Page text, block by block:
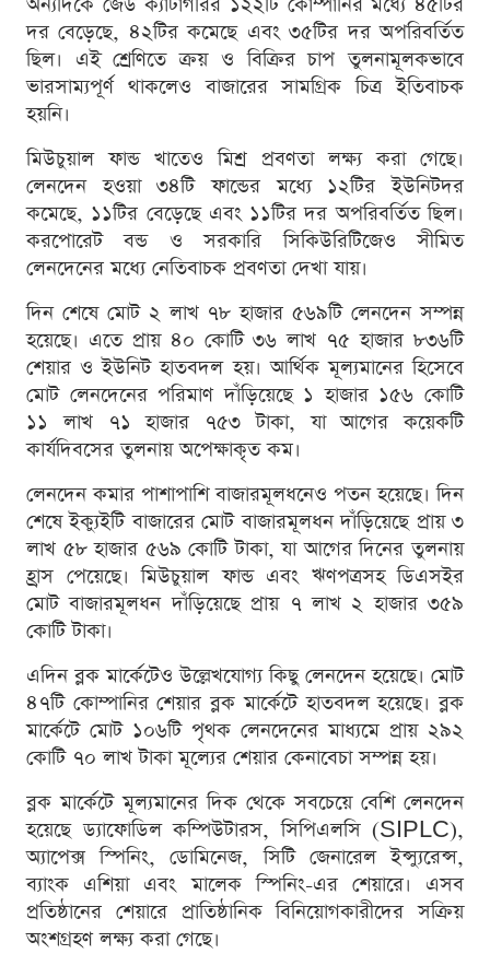
দর বেড়েছে, ৪২টির কমেছে এবং ৩৫টির দর অপরিবর্তিত
ছিল। এই শ্রেণিতে ক্রয় ও বিক্রির চাপ তুলনামূলকভাবে
ভারসাম্যপূর্ণ থাকলেও বাজারের সামগ্রিক চিত্র ইতিবাচক
হয়নি।
মিউচুয়াল ফান্ড খাতেও মিশ্র প্রবণতা লক্ষ্য করা গেছে।
লেনদেন হওয়া ৩৪টি ফান্ডের মধ্যে ১২টির ইউনিটদর
কমেছে, ১১টির বেড়েছে এবং ১১টির দর অপরিবর্তিত ছিল।
করপোরেট বন্ড ও সরকারি সিকিউরিটিজেও সীমিত
লেনদেনের মধ্যে নেতিবাচক প্রবণতা দেখা যায়।
দিন শেষে মোট ২ লাখ ৭৮ হাজার ৫৬৯টি লেনদেন সম্পন্ন
হয়েছে। এতে প্রায় ৪০ কোটি ৩৬ লাখ ৭৫ হাজার ৮৩৬টি
শেয়ার ও ইউনিট হাতবদল হয়। আর্থিক মূল্যমানের হিসেবে
মোট লেনদেনের পরিমাণ দাঁড়িয়েছে ১ হাজার ১৫৬ কোটি
১১ লাখ ৭১ হাজার ৭৫৩ টাকা, যা আগের কয়েকটি
কার্যদিবসের তুলনায় অপেক্ষাকৃত কম।
লেনদেন কমার পাশাপাশি বাজারমূলধনেও পতন হয়েছে। দিন
শেষে ইক্যুইটি বাজারের মোট বাজারমূলধন দাঁড়িয়েছে প্রায় ৩
লাখ ৫৮ হাজার ৫৬৯ কোটি টাকা, যা আগের দিনের তুলনায়
হ্রাস পেয়েছে। মিউচুয়াল ফান্ড এবং ঋণপত্রসহ ডিএসইর
মোট বাজারমূলধন দাঁড়িয়েছে প্রায় ৭ লাখ ২ হাজার ৩৫৯
কোটি টাকা।
এদিন ব্লক মার্কেটেও উল্লেখযোগ্য কিছু লেনদেন হয়েছে। মোট
৪৭টি কোম্পানির শেয়ার ব্লক মার্কেটে হাতবদল হয়েছে। ব্লক
মার্কেটে মোট ১০৬টি পৃথক লেনদেনের মাধ্যমে প্রায় ২৯২
কোটি ৭০ লাখ টাকা মূল্যের শেয়ার কেনাবেচা সম্পন্ন হয়।
ব্লক মার্কেটে মূল্যমানের দিক থেকে সবচেয়ে বেশি লেনদেন
হয়েছে ড্যাফোডিল কম্পিউটারস, সিপিএলসি (SIPLC),
অ্যাপেক্স স্পিনিং, ডোমিনেজ, সিটি জেনারেল ইন্স্যুরেন্স,
ব্যাংক এশিয়া এবং মালেক স্পিনিং-এর শেয়ারে। এসব
প্রতিষ্ঠানের শেয়ারে প্রাতিষ্ঠানিক বিনিয়োগকারীদের সক্রিয়
অংশগ্রহণ লক্ষ্য করা গেছে।